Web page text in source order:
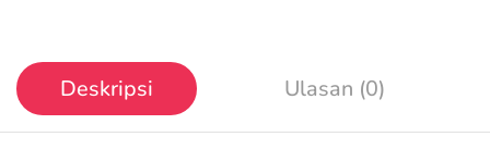
Deskripsi Ulasan (0)